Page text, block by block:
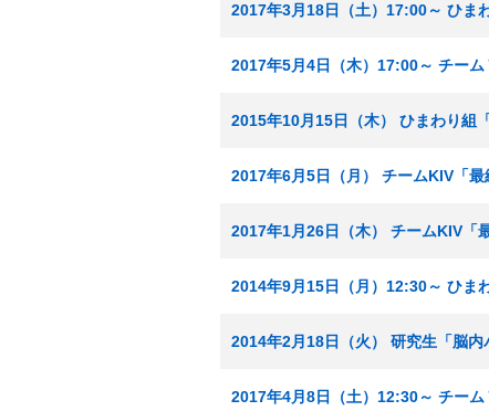
2017年3月18日（土）17:00～ ひ
2017年5月4日（木）17:00～ チー
2015年10月15日（木） ひまわり組
2017年6月5日（月） チームKIV「
2017年1月26日（木） チームKIV「
2014年9月15日（月）12:30～ ひま
2014年2月18日（火） 研究生「脳内
2017年4月8日（土）12:30～ チー